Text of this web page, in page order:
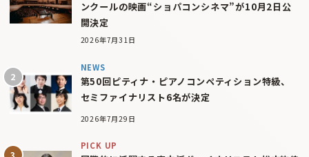
ンクールの映画“ショパコンシネマ”が10月2日公
開決定
2026年7月31日
NEWS
第50回ピティナ・ピアノコンペティション特級、
セミファイナリスト6名が決定
2026年7月29日
PICK UP